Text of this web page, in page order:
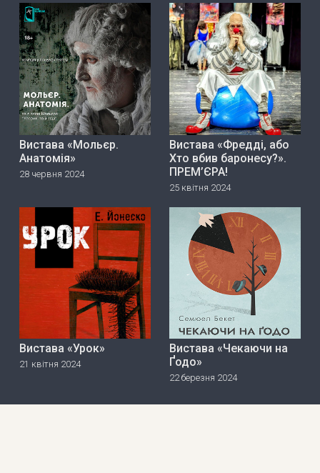
Вистава «Мольєр.
Анатомія»
28 червня 2024
Вистава «Фредді, або
Хто вбив баронесу?».
ПРЕМ’ЄРА!
25 квітня 2024
Вистава «Урок»
21 квітня 2024
Вистава «Чекаючи на
Ґодо»
22 березня 2024